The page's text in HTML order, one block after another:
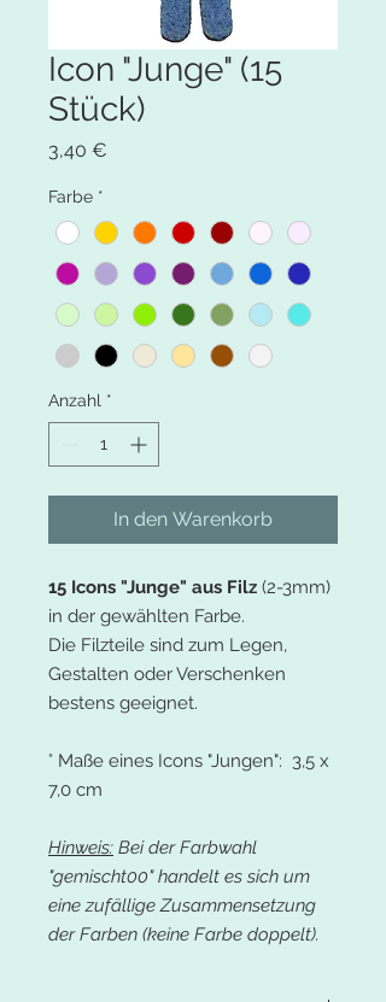
Icon "Junge" (15
Stück)
3,40 €
Farbe *
Anzahl *
In den Warenkorb
15 Icons "Junge" aus Filz (2-3mm)
in der gewählten Farbe.
Die Filzteile sind zum Legen,
Gestalten oder Verschenken
bestens geeignet.
° Maße eines Icons "Jungen": 3,5 x
7,0 cm
Hinweis: Bei der Farbwahl
"gemischt00" handelt es sich um
eine zufällige Zusammensetzung
der Farben (keine Farbe doppelt).